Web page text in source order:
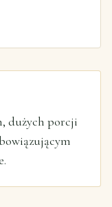
dużych porcji